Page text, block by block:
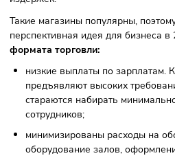
Торговый зал дополнительно
Часто товар выкладывают на
обычных стеллажах без
Обычно дискаунтеры —
ассортиментом. Их отличает
логистикой. Часто сетевые
под собственными торговыми
издержек.